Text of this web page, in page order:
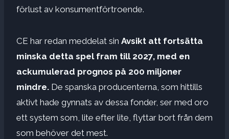
förlust av konsumentförtroende.
CE har redan meddelat sin Avsikt att fortsätta
minska detta spel fram till 2027, med en
ackumulerad prognos på 200 miljoner
mindre. De spanska producenterna, som hittills
aktivt hade gynnats av dessa fonder, ser med oro
ett system som, lite efter lite, flyttar bort från dem
som behöver det mest.